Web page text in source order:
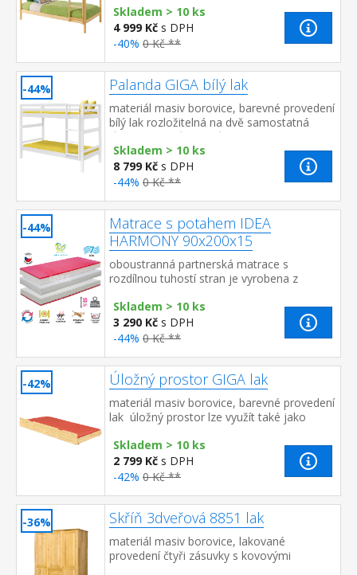
doporučené rozměry matrací a ro...
Skladem > 10 ks
4 999 Kč s DPH
-40% 0 Kč **
-44% Palanda GIGA bílý lak
materiál masiv borovice, barevné provedení
bílý lak rozložitelná na dvě samostatná
lůžka, jedno lůžko může být
zvýšené zábrany na horním lůž...
Skladem > 10 ks
8 799 Kč s DPH
-44% 0 Kč **
-44%
Matrace s potahem IDEA
HARMONY 90x200x15
oboustranná partnerská matrace s
rozdílnou tuhostí stran je vyrobena z
Flexifoam tužší červená strana má
anatomickou ...
Skladem > 10 ks
3 290 Kč s DPH
-44% 0 Kč **
-42% Úložný prostor GIGA lak
materiál masiv borovice, barevné provedení
lak úložný prostor lze využít také jako
190 ...
Skladem > 10 ks
2 799 Kč s DPH
-42% 0 Kč **
-36% Skříň 3dveřová 8851 lak
materiál masiv borovice, lakované
provedení čtyři zásuvky s kovovými